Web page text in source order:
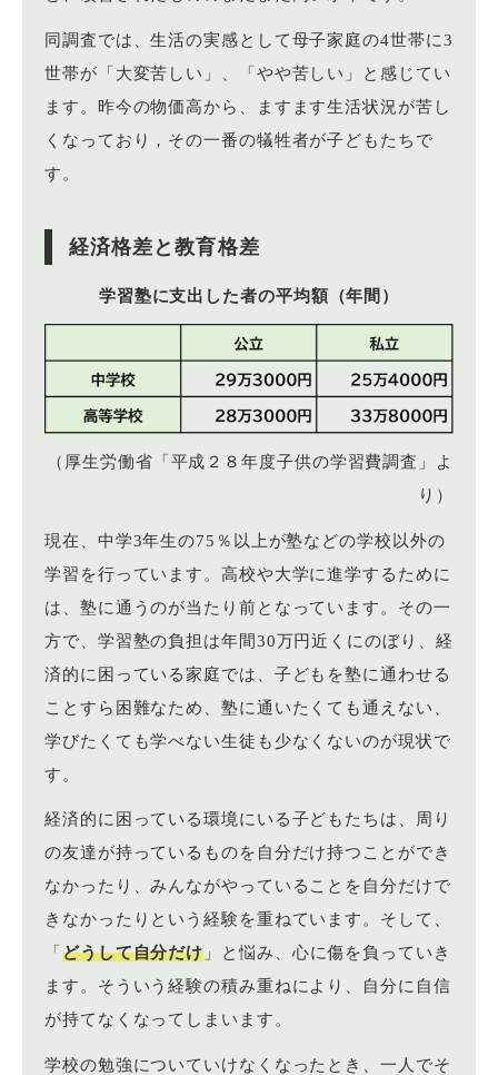
同調査では、生活の実感として母子家庭の4世帯に3
世帯が「大変苦しい」、「やや苦しい」と感じてい
ます。昨今の物価高から、ますます生活状況が苦し
くなっており，その一番の犠牲者が子どもたちで
す。
経済格差と教育格差
学習塾に支出した者の平均額（年間）
（厚生労働省「平成２８年度子供の学習費調査」よ
り）
現在、中学3年生の75％以上が塾などの学校以外の
学習を行っています。高校や大学に進学するために
は、塾に通うのが当たり前となっています。その一
方で、学習塾の負担は年間30万円近くにのぼり、経
済的に困っている家庭では、子どもを塾に通わせる
ことすら困難なため、塾に通いたくても通えない、
学びたくても学べない生徒も少なくないのが現状で
す。
経済的に困っている環境にいる子どもたちは、周り
の友達が持っているものを自分だけ持つことができ
なかったり、みんながやっていることを自分だけで
きなかったりという経験を重ねています。そして、
「 どうして自分だけ 」と悩み、心に傷を負っていき
ます。そういう経験の積み重ねにより、自分に自信
が持てなくなってしまいます。
学校の勉強についていけなくなったとき、一人でそ